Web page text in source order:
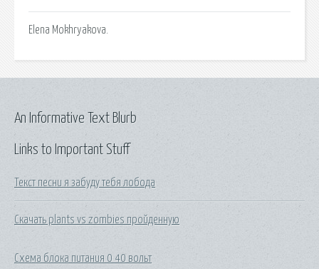
Elena Mokhryakova.
Links to Important Stuff
Текст песни я забуду тебя лобода
Скачать plants vs zombies пройденную
Схема блока питания 0 40 вольт
An Informative Text Blurb